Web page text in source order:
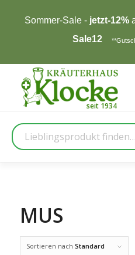
Sommer-Sale - jetzt-12%
Sale12
MUS
Sortieren nach Standard